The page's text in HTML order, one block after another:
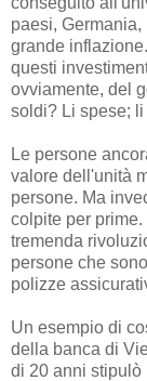
paesi,
grande
questi
ovviamente, del
soldi? Li spese; li
Le persone
valore dell'unità
persone. Ma
colpite per
tremenda
persone che
polizze
Un esempio di
della banca di
di 20 anni stipulò